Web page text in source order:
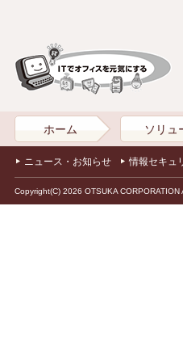
ホーム ソリュ
ニュース・お知らせ 情報セキュ
Copyright(C) 2026 OTSUKA CORPORATION